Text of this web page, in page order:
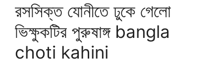
রসসিক্ত যোনীতে ঢুকে গেলো
ভিক্ষুকটির পুরুষাঙ্গ bangla
choti kahini